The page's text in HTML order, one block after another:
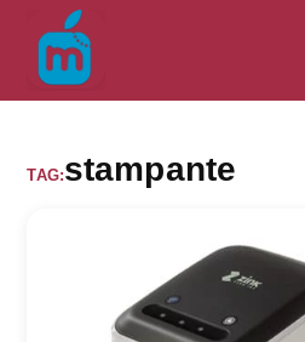
contenuto
TAG:stampante